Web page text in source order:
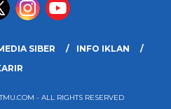
SIBER
INFO IKLAN
- ALL RIGHTS RESERVED